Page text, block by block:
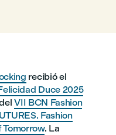
recibió el
Duce 2025
VII BCN Fashion
Fashion
Tomorrow. La